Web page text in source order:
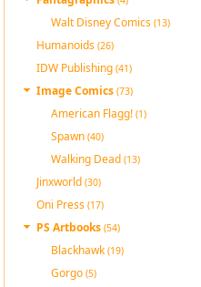
Walt Disney Comics(13)
Humanoids(26)
IDW Publishing(41)
Image Comics(73)
American Flagg!(1)
Spawn(40)
Walking Dead(13)
Jinxworld(30)
Oni Press(17)
PS Artbooks(54)
Blackhawk(19)
Gorgo(5)